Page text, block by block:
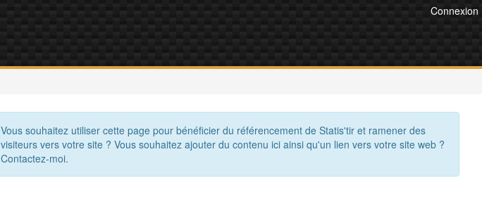
Connexion
Vous souhaitez utiliser cette page pour bénéficier du référencement de Statis'tir et ramener des
visiteurs vers votre site ? Vous souhaitez ajouter du contenu ici ainsi qu'un lien vers votre site web ?
Contactez-moi.